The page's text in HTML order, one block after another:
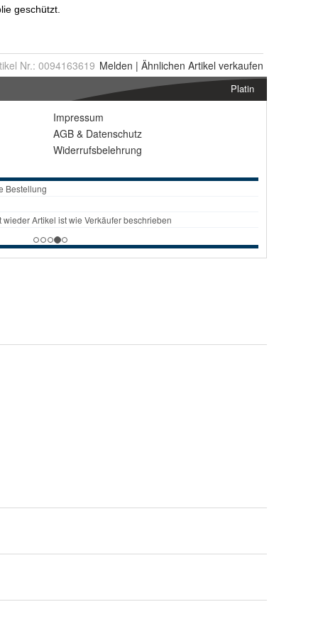
Nr.: 0094163619 Melden | Ähnlichen Artikel verkaufen
Platin
Impressum
AGB & Datenschutz
Widerrufsbelehrung